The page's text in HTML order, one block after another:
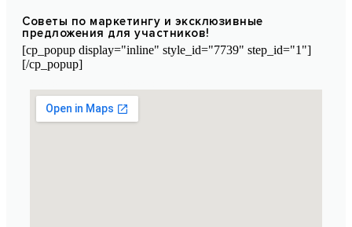
Советы по маркетингу и эксклюзивные
предложения для участников!
[cp_popup display="inline" style_id="7739" step_id="1"]
[/cp_popup]